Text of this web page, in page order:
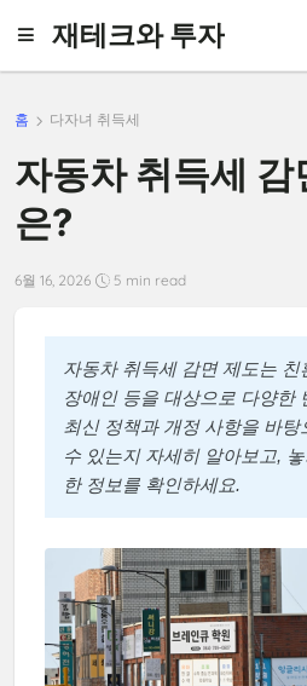
재테크와 투자
홈 다자녀 취득세
자동차 취득세 감
은?
6월 16, 2026 5 min read
자동차 취득세 감면 제도는 친
장애인 등을 대상으로 다양한
최신 정책과 개정 사항을 바
수 있는지 자세히 알아보고,
한 정보를 확인하세요.